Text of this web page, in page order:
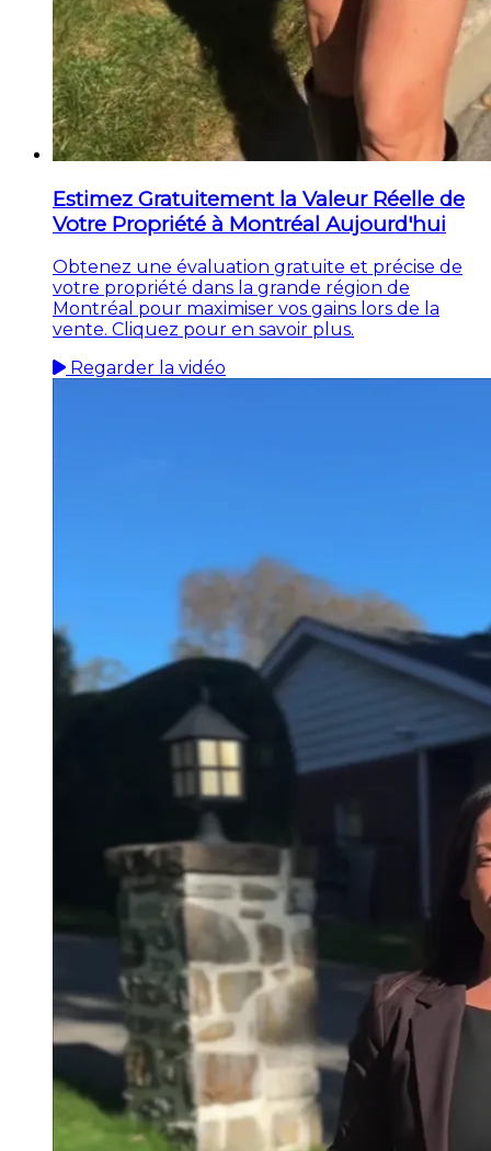
Estimez Gratuitement la Valeur Réelle de
Votre Propriété à Montréal Aujourd'hui
Obtenez une évaluation gratuite et précise de
votre propriété dans la grande région de
Montréal pour maximiser vos gains lors de la
vente. Cliquez pour en savoir plus.
Regarder la vidéo